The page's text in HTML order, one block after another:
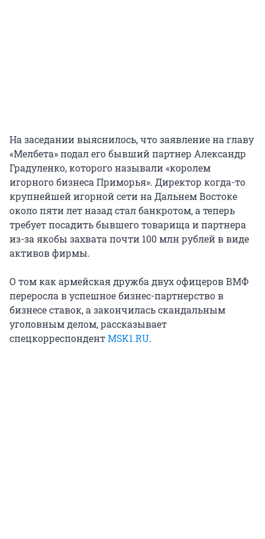
На заседании выяснилось, что заявление на главу
«Мелбета» подал его бывший партнер Александр
Градуленко, которого называли «королем
игорного бизнеса Приморья». Директор когда-то
крупнейшей игорной сети на Дальнем Востоке
около пяти лет назад стал банкротом, а теперь
требует посадить бывшего товарища и партнера
из-за якобы захвата почти 100 млн рублей в виде
активов фирмы.
О том как армейская дружба двух офицеров ВМФ
переросла в успешное бизнес-партнерство в
бизнесе ставок, а закончилась скандальным
уголовным делом, рассказывает
спецкорреспондентMSK1.RU.